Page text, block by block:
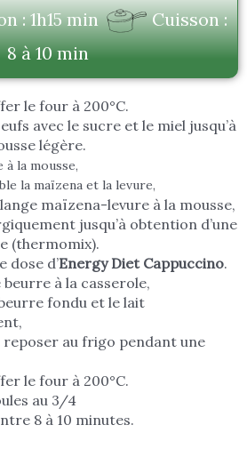
: 1h15 min
Cuisson :
8 à 10 min
le four à 200°C.
avec le sucre et le miel jusqu’à
légère.
la mousse,
la maïzena et la levure,
maïzena-levure à la mousse,
jusqu’à obtention d’une
(thermomix).
dose d’Energy Diet Cappuccino.
à la casserole,
fondu et le lait
reposer au frigo pendant une
le four à 200°C.
au 3/4
8 à 10 minutes.